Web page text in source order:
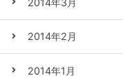
2014年2月
2014年1月